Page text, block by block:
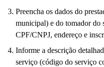
Preencha os dados do
municipal) e do tomador do
CPF/CNPJ, endereço e
Informe a descrição
serviço (código do serviço